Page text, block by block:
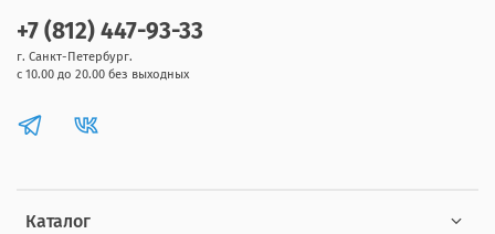
Каталог
+7 (812) 447-93-33
г. Санкт-Петербург.
с 10.00 до 20.00 без выходных